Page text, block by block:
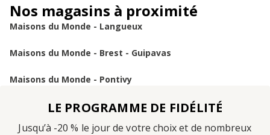
Nos magasins à proximité
Maisons du Monde - Langueux
Maisons du Monde - Brest - Guipavas
Maisons du Monde - Pontivy
LE PROGRAMME DE FIDÉLITÉ
Jusqu’à -20 % le jour de votre choix et de nombreux